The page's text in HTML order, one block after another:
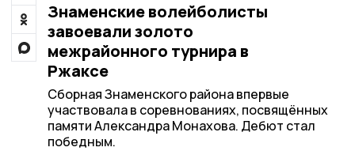
Знаменские волейболисты
завоевали золото
межрайонного турнира в
Ржаксе
Сборная Знаменского района впервые
участвовала в соревнованиях, посвящённых
памяти Александра Монахова. Дебют стал
победным.